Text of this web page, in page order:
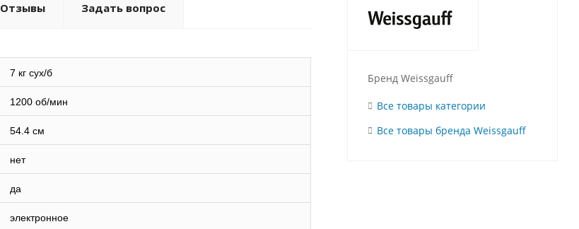
Отзывы Задать вопрос
7 кг сух/б
1200 об/мин
54.4 см
нет
да
электронное
Бренд Weissgauff
Все товары категории
Все товары бренда Weissgauff